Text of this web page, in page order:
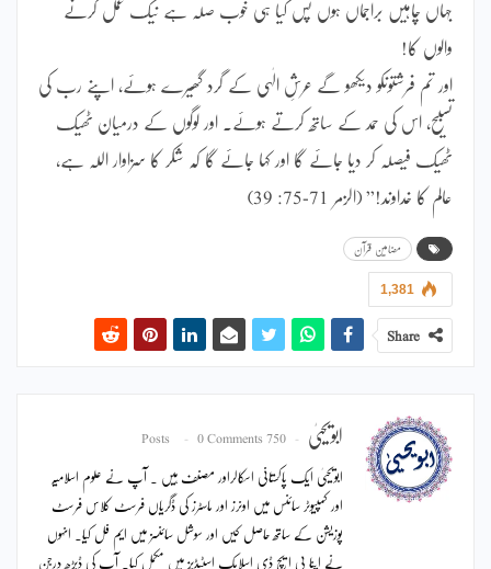
جہاں چاہیں براجماں ہوں پس کیا ہی خوب صلہ ہے نیک عمل کرنے
والوں کا!
اور تم فرشتوںکو دیکھو گے عرشِ الٰہی کے گرد گھیرے ہوئے، اپنے رب کی
تسبیح، اس کی حمد کے ساتھ کرتے ہوئے۔ اور لوگوں کے درمیان ٹھیک
ٹھیک فیصلہ کر دیا جائے گا اور کہا جائے گا کہ شکر کا سزاوار اللہ ہے،
عالم کا خداوند!” (الزمر 71-75: 39)
مضامین قرآن
1,381
Share
ابویحییٰ 750 Posts
0 Comments
ابویحییٰ ایک پاکستانی اسکالراور مصنف ہیں ۔ آپ نے علوم اسلامیہ
اور کمپیوٹر سائنس میں اونرز اور ماسٹرز کی ڈگریاں فرسٹ کلاس فرسٹ
پوزیشن کے ساتھ حاصل کیں اور سوشل سائنسز میں ایم فل کیا۔ انہوں
نے اپنا پی ایچ ڈی اسلامک اسٹیڈیز میں مکمل کیا۔ آپ کی ڈیڑھ درجن